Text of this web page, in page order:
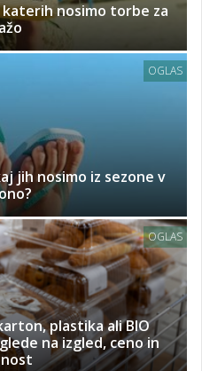
nosimo torbe za
OGLAS
jih nosimo iz sezone v
OGLAS
plastika ali BIO
na izgled, ceno in